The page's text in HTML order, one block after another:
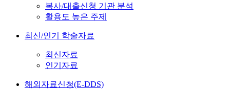
복사/대출신청 기관 분석
활용도 높은 주제
최신/인기 학술자료
최신자료
인기자료
해외자료신청(E-DDS)